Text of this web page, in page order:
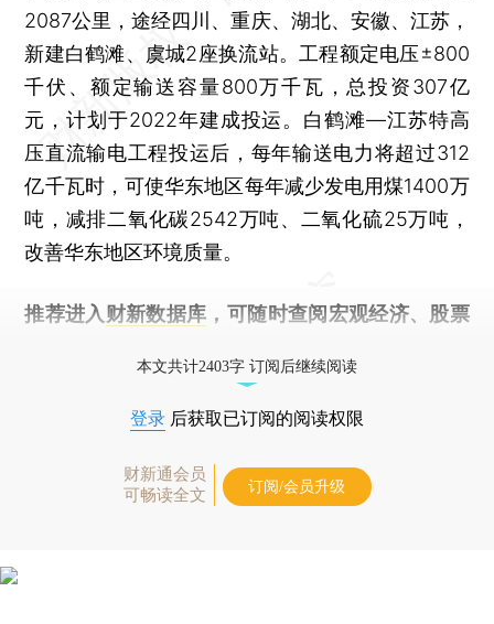
2087公里，途经四川、重庆、湖北、安徽、江苏，
新建白鹤滩、虞城2座换流站。工程额定电压±800
千伏、额定输送容量800万千瓦，总投资307亿
元，计划于2022年建成投运。白鹤滩—江苏特高
压直流输电工程投运后，每年输送电力将超过312
亿千瓦时，可使华东地区每年减少发电用煤1400万
吨，减排二氧化碳2542万吨、二氧化硫25万吨，
改善华东地区环境质量。
推荐进入 财新数据库 ，可随时查阅宏观经济、股票
本文共计2403字 订阅后继续阅读
登录 后获取已订阅的阅读权限
财新通会员
可畅读全文
订阅/会员升级